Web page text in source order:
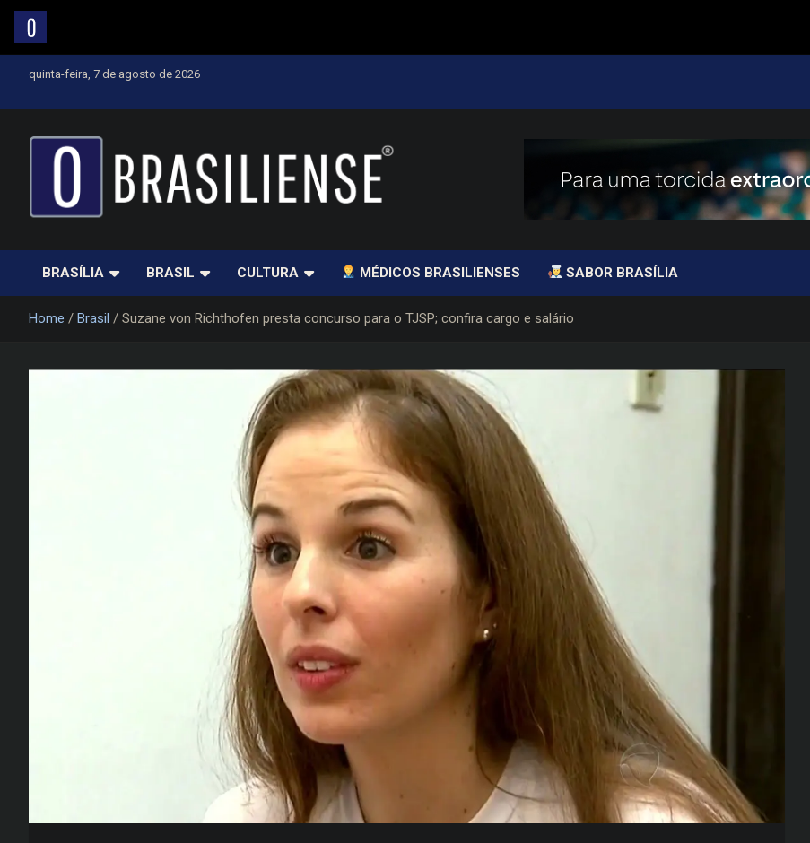
quinta-feira, 7 de agosto de 2026
BRASÍLIA BRASIL CULTURA MÉDICOS BRASILIENSES SABOR BRASÍLIA
Home Brasil Suzane von Richthofen presta concurso para o TJSP; confira cargo e salário